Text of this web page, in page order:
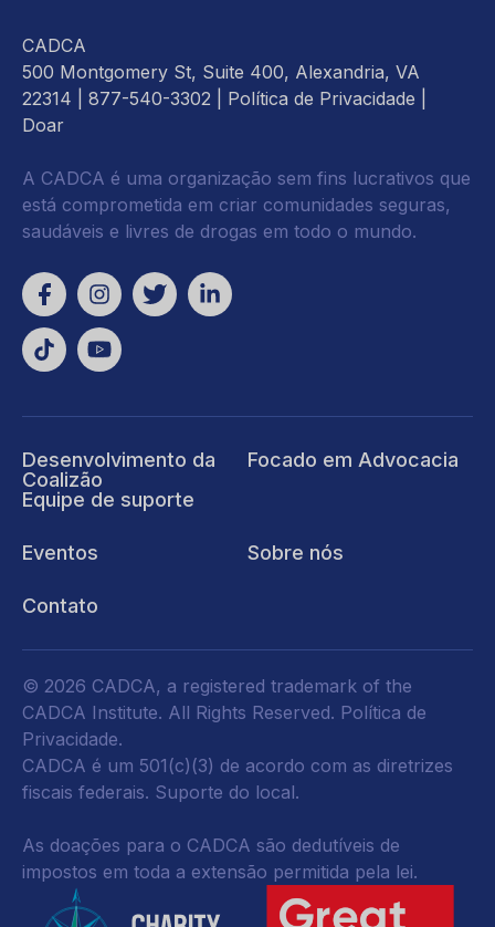
CADCA
500 Montgomery St, Suite 400, Alexandria, VA
22314 | 877-540-3302 | Política de Privacidade
Doar
A CADCA é uma organização sem fins lucrativos que
está comprometida em criar comunidades seguras,
saudáveis e livres de drogas em todo o mundo.
Desenvolvimento da
Coalizão
Equipe de suporte
Focado em Advocacia
Eventos Sobre nós
Contato
© 2026 CADCA, a registered trademark of the
CADCA Institute. All Rights Reserved. Política de
Privacidade.
CADCA é um 501(c)(3) de acordo com as diretrizes
fiscais federais. Suporte do local.
As doações para o CADCA são dedutíveis de
impostos em toda a extensão permitida pela lei.